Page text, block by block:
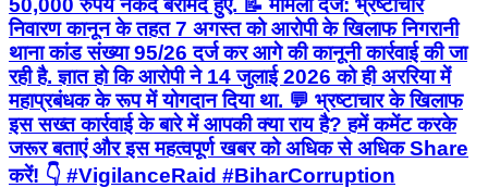
50,000 रुपये नकद बरामद हुए. 📝 मामला दर्ज: भ्रष्टाचार
निवारण कानून के तहत 7 अगस्त को आरोपी के खिलाफ निगरानी
थाना कांड संख्या 95/26 दर्ज कर आगे की कानूनी कार्रवाई की जा
रही है. ज्ञात हो कि आरोपी ने 14 जुलाई 2026 को ही अररिया में
महाप्रबंधक के रूप में योगदान दिया था. 💬 भ्रष्टाचार के खिलाफ
इस सख्त कार्रवाई के बारे में आपकी क्या राय है? हमें कमेंट करके
जरूर बताएं और इस महत्वपूर्ण खबर को अधिक से अधिक Share
करें! 👇 #VigilanceRaid #BiharCorruption